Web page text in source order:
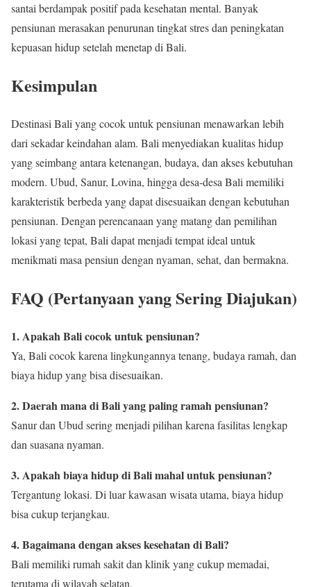
santai berdampak positif pada kesehatan mental. Banyak
pensiunan merasakan penurunan tingkat stres dan peningkatan
kepuasan hidup setelah menetap di Bali.
Kesimpulan
Destinasi Bali yang cocok untuk pensiunan menawarkan lebih
dari sekadar keindahan alam. Bali menyediakan kualitas hidup
yang seimbang antara ketenangan, budaya, dan akses kebutuhan
modern. Ubud, Sanur, Lovina, hingga desa-desa Bali memiliki
karakteristik berbeda yang dapat disesuaikan dengan kebutuhan
pensiunan. Dengan perencanaan yang matang dan pemilihan
lokasi yang tepat, Bali dapat menjadi tempat ideal untuk
menikmati masa pensiun dengan nyaman, sehat, dan bermakna.
FAQ (Pertanyaan yang Sering Diajukan)
1. Apakah Bali cocok untuk pensiunan?
Ya, Bali cocok karena lingkungannya tenang, budaya ramah, dan
biaya hidup yang bisa disesuaikan.
2. Daerah mana di Bali yang paling ramah pensiunan?
Sanur dan Ubud sering menjadi pilihan karena fasilitas lengkap
dan suasana nyaman.
3. Apakah biaya hidup di Bali mahal untuk pensiunan?
Tergantung lokasi. Di luar kawasan wisata utama, biaya hidup
bisa cukup terjangkau.
4. Bagaimana dengan akses kesehatan di Bali?
Bali memiliki rumah sakit dan klinik yang cukup memadai,
terutama di wilayah selatan.